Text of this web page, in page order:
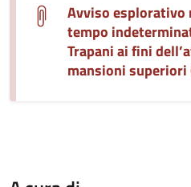
Avviso
tempo
Trapani ai fini
mansioni superiori